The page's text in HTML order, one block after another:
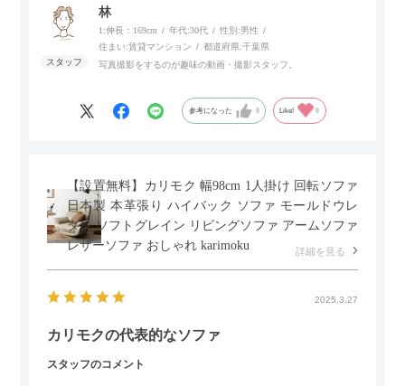
個人的にはコードレス＆充電式なので、コンセントの場所を気
にせず、好きな場所に置けるのが画期的に感じました。
林
1:伸長：169cm 年代:30代 性別:男性
住まい:賃貸マンション 都道府県:千葉県
写真撮影をするのが趣味の動画・撮影スタッフ。
参考になった 0 Like! 0
【設置無料】カリモク 幅98cm 1人掛け 回転ソファ
日本製 本革張り ハイバック ソファ モールドウレ
タン ソフトグレイン リビングソファ アームソファ
レザーソファ おしゃれ karimoku
詳細を見る
2025.3.27
カリモクの代表的なソファ
スタッフのコメント